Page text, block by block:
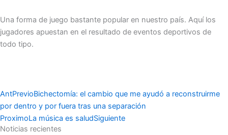
Una forma de juego bastante popular en nuestro país. Aquí los
jugadores apuestan en el resultado de eventos deportivos de
todo tipo.
AntPrevioBichectomía: el cambio que me ayudó a reconstruirme
por dentro y por fuera tras una separación
ProximoLa música es saludSiguiente
Noticias recientes